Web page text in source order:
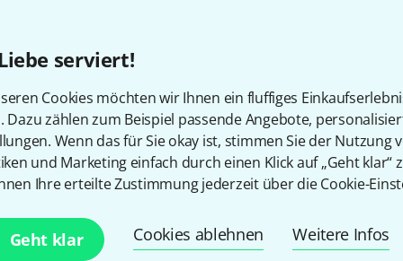
serviert!
Cookies möchten wir Ihnen ein fluffiges
Dazu zählen zum Beispiel passende Angebote,
Wenn das für Sie okay ist, stimmen Sie der Nutzung
und Marketing einfach durch einen Klick auf „Geht klar“
Ihre erteilte Zustimmung jederzeit über die Cookie-
Geht klar Cookies ablehnen Weitere Infos